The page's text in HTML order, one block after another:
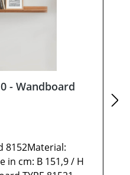
- Wandboard
8152Material:
in cm: B 151,9 / H